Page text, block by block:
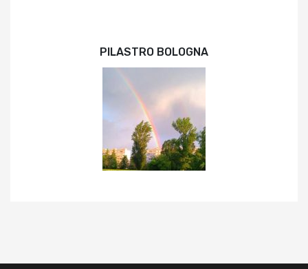
PILASTRO BOLOGNA